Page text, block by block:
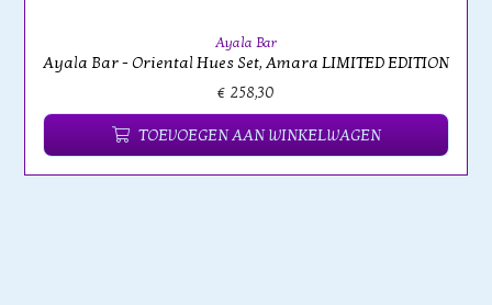
Ayala Bar
Ayala Bar - Oriental Hues Set, Amara LIMITED EDITION
€ 258,30
TOEVOEGEN AAN WINKELWAGEN